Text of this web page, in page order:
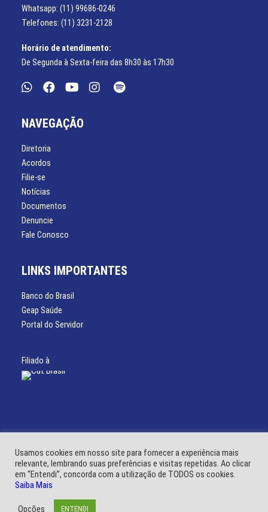
Whatsapp: (11) 99686-0246
Telefones: (11) 3231-2128
Horário de atendimento:
De Segunda à Sexta-feira das 8h30 às 17h30
NAVEGAÇÃO
Diretoria
Acordos
Filie-se
Notícias
Documentos
Denuncie
Fale Conosco
LINKS IMPORTANTES
Banco do Brasil
Geap Saúde
Portal do Servidor
Filiado à
© SINSSP 2021 – Todos os direitos reservados. Desenvolvido por:
Usamos cookies em nosso site para fornecer a experiência mais
relevante, lembrando suas preferências e visitas repetidas. Ao clicar
em “Entendi”, concorda com a utilização de TODOS os cookies.
Saiba Mais
Opções ENTENDI